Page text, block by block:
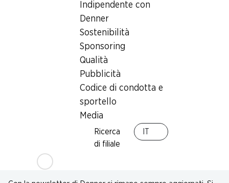
Indipendente con
Denner
Sostenibilità
Sponsoring
Qualità
Pubblicità
Codice di condotta e
sportello
Media
Ricerca
di filiale
Newsletter